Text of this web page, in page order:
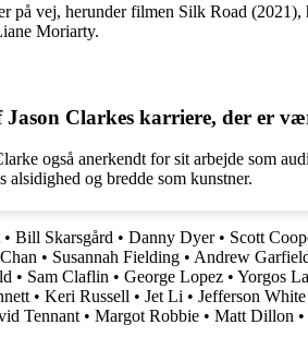
på vej, herunder filmen Silk Road
Moriarty.
Jason Clarkes karriere, der er
også anerkendt for sit arbejde som
og bredde som kunstner.
• Bill Skarsgård • Danny Dyer• Scott
• Susannah Fielding • Andrew
• Sam Claflin • George Lopez • Yorgos
• Keri Russell • Jet Li • Jefferson White
Tennant • Margot Robbie • Matt Dillon •